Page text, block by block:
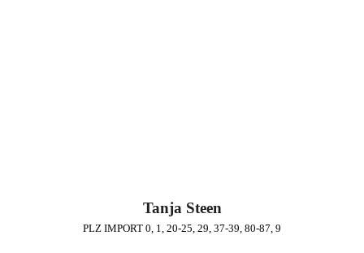
Tanja Steen
PLZ IMPORT 0, 1, 20-25, 29, 37-39, 80-87, 9